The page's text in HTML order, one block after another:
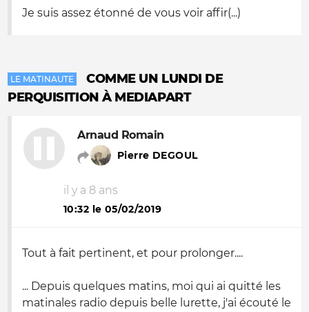
Je suis assez étonné de vous voir affir(...)
LE MATINAUTE
COMME UN LUNDI DE
PERQUISITION À MEDIAPART
Arnaud Romain
Pierre DEGOUL
il y a 8 ans
10:32 le 05/02/2019
Tout à fait pertinent, et pour prolonger....
... Depuis quelques matins, moi qui ai quitté les
matinales radio depuis belle lurette, j'ai écouté le